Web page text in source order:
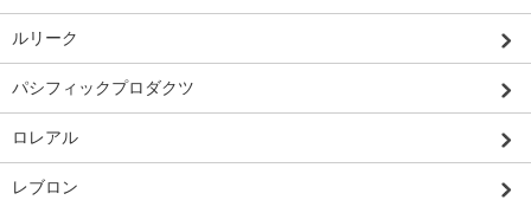
ルリーク
パシフィックプロダクツ
ロレアル
レブロン